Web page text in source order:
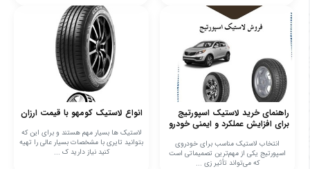
راهنمای خرید لاستیک اسپورتیج
برای افزایش عملکرد و ایمنی خودرو
انتخاب لاستیک مناسب برای خودروی
اسپورتیج یکی از مهم‌ترین تصمیماتی است
که می‌تواند تأثیر زی ...
انواع لاستیک کومهو با قیمت ارزان
لاستیک ها بسیار مهم هستند و برای این که
بتوانید تایری با مشخصات بسیار عالی را تهیه
کنید نیاز دارید ک ...